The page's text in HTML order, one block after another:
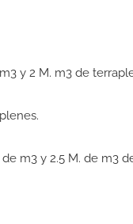
y 2 M. m3 de
m3 y 2.5 M. de m3